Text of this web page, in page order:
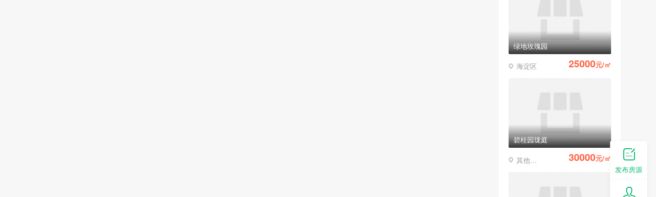
绿地玫瑰园
海淀区 25000元/㎡
碧桂园珑庭
其他区县 30000元/㎡
发布房源